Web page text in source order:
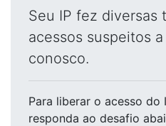
Seu IP fez diversas
acessos suspeitos
conosco.
Para liberar o acesso do
responda ao desafio